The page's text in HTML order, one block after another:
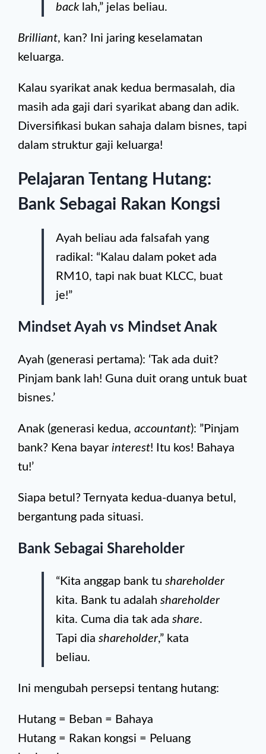
back lah,” jelas beliau.
Brilliant, kan? Ini jaring keselamatan
keluarga.
Kalau syarikat anak kedua bermasalah, dia
masih ada gaji dari syarikat abang dan adik.
Diversifikasi bukan sahaja dalam bisnes, tapi
dalam struktur gaji keluarga!
Pelajaran Tentang Hutang:
Bank Sebagai Rakan Kongsi
Ayah beliau ada falsafah yang
radikal: “Kalau dalam poket ada
RM10, tapi nak buat KLCC, buat
je!”
Mindset Ayah vs Mindset Anak
Ayah (generasi pertama): ‘Tak ada duit?
Pinjam bank lah! Guna duit orang untuk buat
bisnes.’
Anak (generasi kedua, accountant): ”Pinjam
bank? Kena bayar interest! Itu kos! Bahaya
tu!’
Siapa betul? Ternyata kedua-duanya betul,
bergantung pada situasi.
Bank Sebagai Shareholder
“Kita anggap bank tu shareholder
kita. Bank tu adalah shareholder
kita. Cuma dia tak ada share.
Tapi dia shareholder,” kata
beliau.
Ini mengubah persepsi tentang hutang:
Hutang = Beban = Bahaya
Hutang = Rakan kongsi = Peluang